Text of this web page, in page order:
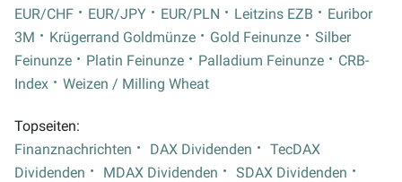
EUR/CHF
EUR/JPY EUR/PLN Leitzins EZB
Euribor
3M
Krügerrand Goldmünze Gold Feinunze
Silber
Feinunze
Platin Feinunze Palladium Feinunze
CRB-
Index
Weizen / Milling Wheat
Topseiten:
Finanznachrichten
DAX Dividenden
TecDAX
Dividenden
MDAX Dividenden
SDAX Dividenden